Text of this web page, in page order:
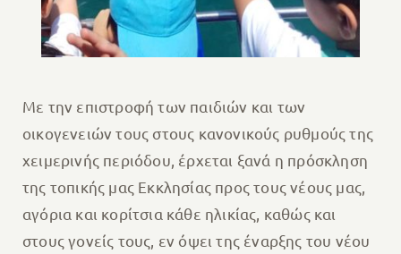
Με την επιστροφή των παιδιών και των
οικογενειών τους στους κανονικούς ρυθμούς της
χειμερινής περιόδου, έρχεται ξανά η πρόσκληση
της τοπικής μας Εκκλησίας προς τους νέους μας,
αγόρια και κορίτσια κάθε ηλικίας, καθώς και
στους γονείς τους, εν όψει της έναρξης του νέου